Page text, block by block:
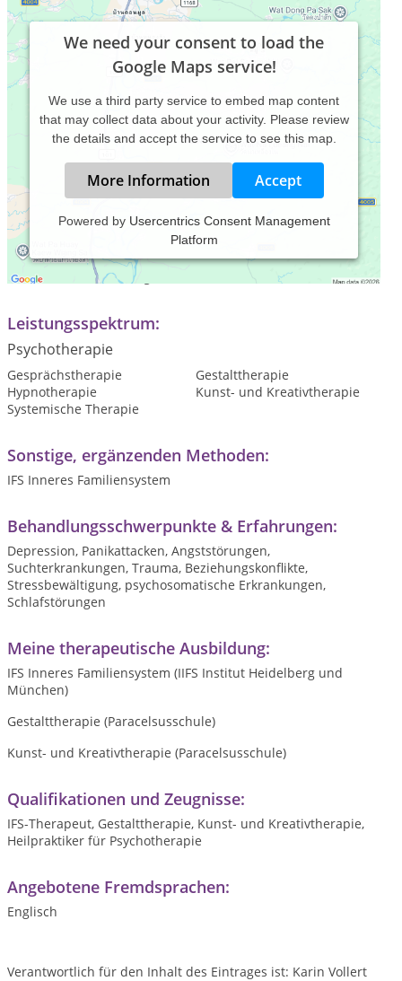
We need your consent to load the
Google Maps service!
We use a third party service to embed map content
that may collect data about your activity. Please review
the details and accept the service to see this map.
More Information Accept
Powered by Usercentrics Consent Management
Platform
Praxiszeiten:
und nach Vereinbarung
Leistungsspektrum:
Psychotherapie
Gesprächstherapie
Gestalttherapie
Hypnotherapie
Kunst- und Kreativtherapie
Systemische Therapie
Sonstige, ergänzenden Methoden:
IFS Inneres Familiensystem
Behandlungsschwerpunkte & Erfahrungen:
Depression, Panikattacken, Angststörungen,
Suchterkrankungen, Trauma, Beziehungskonflikte,
Stressbewältigung, psychosomatische Erkrankungen,
Schlafstörungen
Meine therapeutische Ausbildung:
IFS Inneres Familiensystem (IIFS Institut Heidelberg und
München)
Gestalttherapie (Paracelsusschule)
Kunst- und Kreativtherapie (Paracelsusschule)
Qualifikationen und Zeugnisse:
IFS-Therapeut, Gestalttherapie, Kunst- und Kreativtherapie,
Heilpraktiker für Psychotherapie
Angebotene Fremdsprachen:
Englisch
Verantwortlich für den Inhalt des Eintrages ist: Karin Vollert